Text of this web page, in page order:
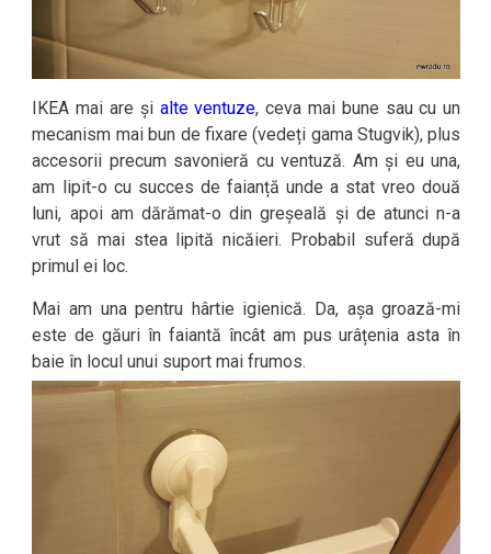
IKEA mai are și alte ventuze, ceva mai bune sau cu un
mecanism mai bun de fixare (vedeți gama Stugvik), plus
accesorii precum savonieră cu ventuză. Am și eu una,
am lipit-o cu succes de faianță unde a stat vreo două
luni, apoi am dărămat-o din greșeală și de atunci n-a
vrut să mai stea lipită nicăieri. Probabil suferă după
primul ei loc.
Mai am una pentru hârtie igienică. Da, așa groază-mi
este de găuri în faiantă încât am pus urâțenia asta în
baie în locul unui suport mai frumos.